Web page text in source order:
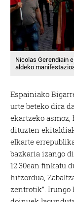
Nicolas Gerendiain
aldeko
Espainiako
urte beteko dira
ekartzeko
dituzten
elkarte
bazkaria izango
12:30ean finkatu
hitzordua,
zentrotik”.